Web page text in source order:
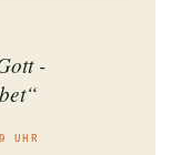
-
UHR